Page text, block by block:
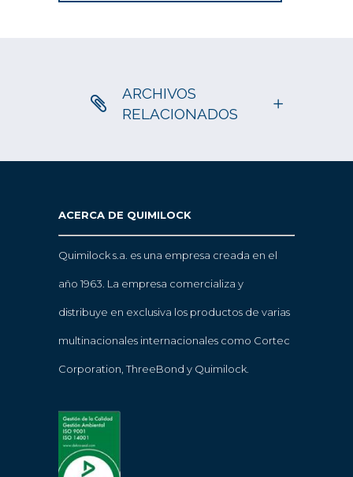
ARCHIVOS
RELACIONADOS
ACERCA DE QUIMILOCK
Quimilock s.a. es una empresa creada en el
año 1963. La empresa comercializa y
distribuye en exclusiva los productos de varias
multinacionales internacionales como Cortec
Corporation, ThreeBond y Quimilock.